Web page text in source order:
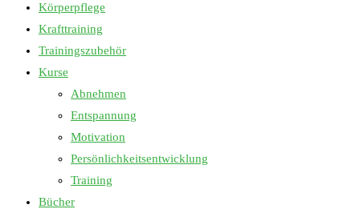
Körperpflege
Krafttraining
Trainingszubehör
Kurse
Abnehmen
Entspannung
Motivation
Persönlichkeitsentwicklung
Training
Bücher